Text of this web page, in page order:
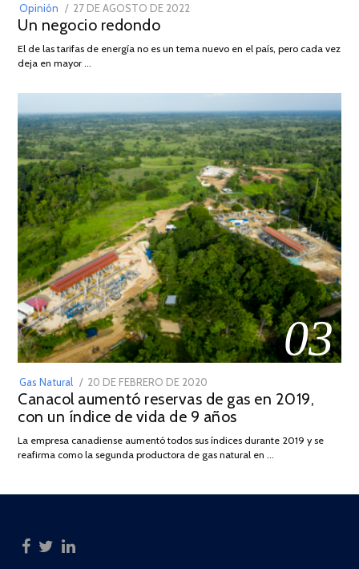
Opinión
POSTED
ON
27 DE AGOSTO DE 2022
DE
Un negocio redondo
El de las tarifas de energía no es un tema nuevo en el país, pero cada vez
deja en mayor …
03
Gas Natural
POSTED
ON
20 DE FEBRERO DE 2020
DE
JULIO
2025
Canacol aumentó reservas de gas en 2019,
con un índice de vida de 9 años
La empresa canadiense aumentó todos sus índices durante 2019 y se
reafirma como la segunda productora de gas natural en …